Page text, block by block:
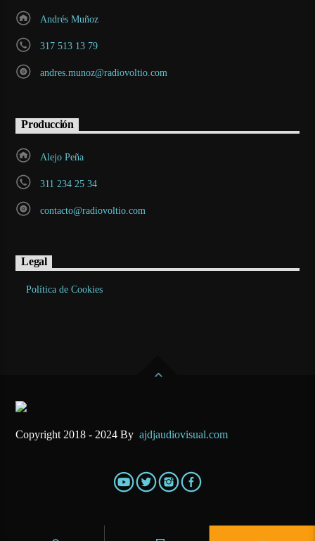
Andrés Muñoz
317 513 13 79
andres.munoz@radiovoltio.com
Producción
Alejo Peña
311 234 25 34
contacto@radiovoltio.com
Legal
Política de Cookies
Copyright 2018 - 2024 Byajdjaudiovisual.com